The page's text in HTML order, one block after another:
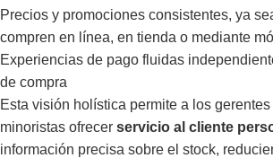
Precios y promociones consistentes, ya
compren en línea, en tienda o mediante
Experiencias de pago fluidas
de compra
Esta visión holística permite a los
minoristas ofrecer servicio al cliente
información precisa sobre el stock,